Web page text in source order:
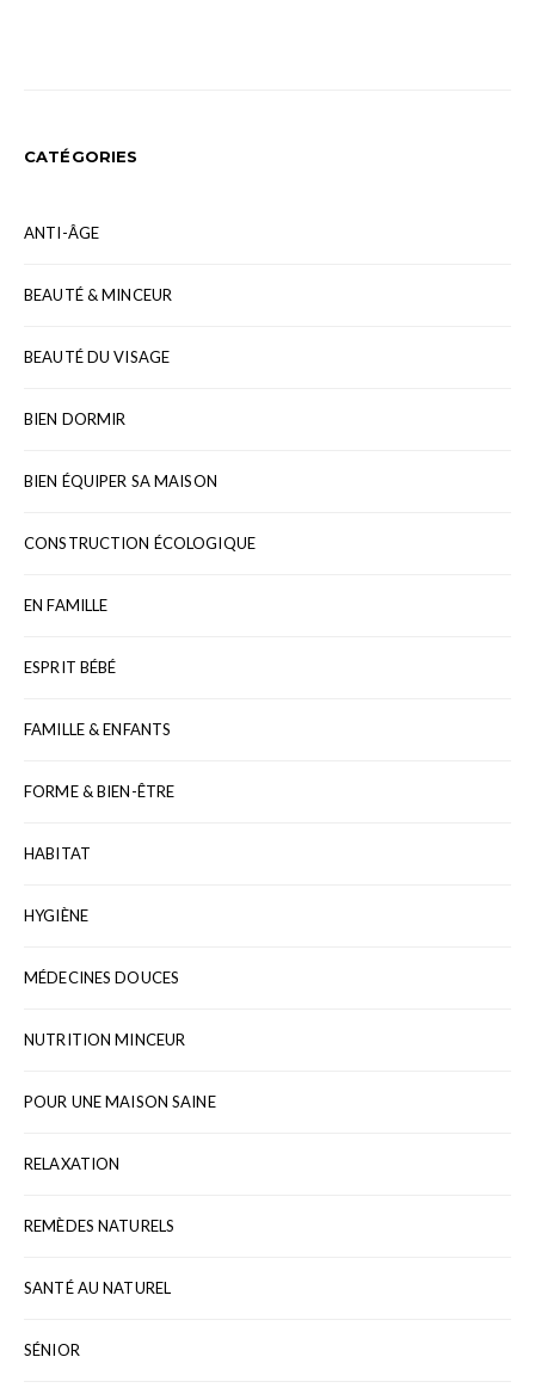
CATÉGORIES
ANTI-ÂGE
BEAUTÉ & MINCEUR
BEAUTÉ DU VISAGE
BIEN DORMIR
BIEN ÉQUIPER SA MAISON
CONSTRUCTION ÉCOLOGIQUE
EN FAMILLE
ESPRIT BÉBÉ
FAMILLE & ENFANTS
FORME & BIEN-ÊTRE
HABITAT
HYGIÈNE
MÉDECINES DOUCES
NUTRITION MINCEUR
POUR UNE MAISON SAINE
RELAXATION
REMÈDES NATURELS
SANTÉ AU NATUREL
SÉNIOR